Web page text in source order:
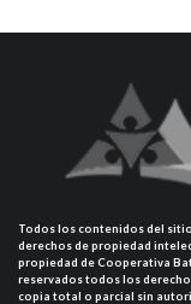
Todos los contenidos del
derechos de propiedad
propiedad de Cooperativa
reservados todos los
copia total o parcial sin